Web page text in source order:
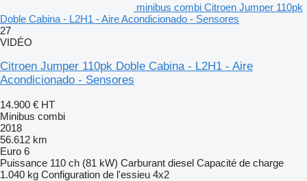
minibus combi Citroen Jumper 110pk
Doble Cabina - L2H1 - Aire Acondicionado - Sensores
27
VIDÉO
Citroen Jumper 110pk Doble Cabina - L2H1 - Aire
Acondicionado - Sensores
14.900 € HT
Minibus combi
2018
56.612 km
Euro 6
Puissance 110 ch (81 kW) Carburant diesel Capacité de charge
1.040 kg Configuration de l'essieu 4x2